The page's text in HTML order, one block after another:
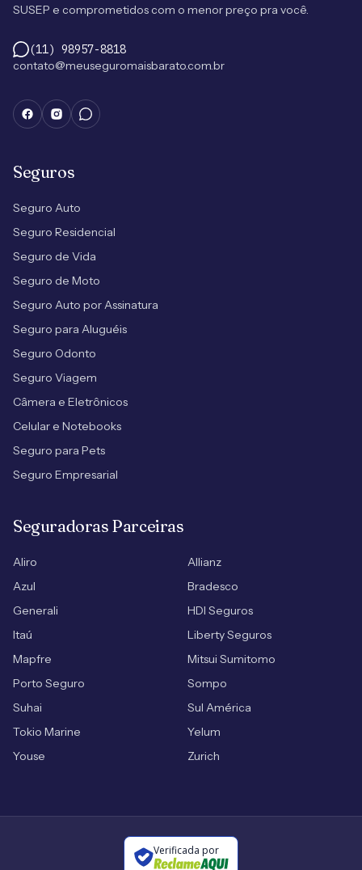
SUSEP e comprometidos com o menor preço pra você.
(11) 98957-8818
contato@meuseguromaisbarato.com.br
Seguros
Seguro Auto
Seguro Residencial
Seguro de Vida
Seguro de Moto
Seguro Auto por Assinatura
Seguro para Aluguéis
Seguro Odonto
Seguro Viagem
Câmera e Eletrônicos
Celular e Notebooks
Seguro para Pets
Seguro Empresarial
Seguradoras Parceiras
Aliro
Allianz
Azul
Bradesco
Generali
HDI Seguros
Itaú
Liberty Seguros
Mapfre
Mitsui Sumitomo
Porto Seguro
Sompo
Suhai
Sul América
Tokio Marine
Yelum
Youse
Zurich
Verificada por